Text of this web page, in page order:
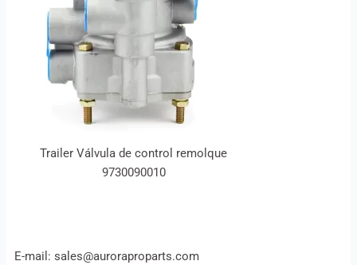
Trailer Válvula de control remolque
9730090010
E-mail: sales@auroraproparts.com